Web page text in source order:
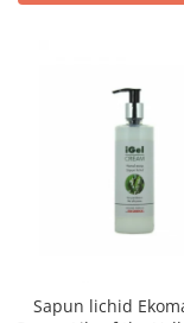
Bucatarie si servire
Textile si confort
Decor si interior
Seturi si accesorii
Rucsacuri si articole
Trollere, genti si
Sapun lichid